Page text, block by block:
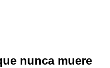
nunca muere